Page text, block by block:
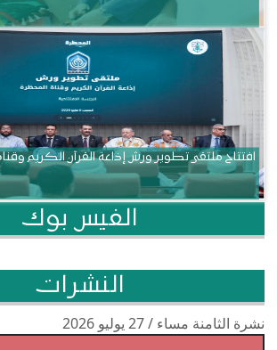
افتتاح ملتقى تطوير ورش إذاعة القرآن الكريم
الفيس بوك
النشرات
نشرة الثامنة مساء / 27 يوليو 2026